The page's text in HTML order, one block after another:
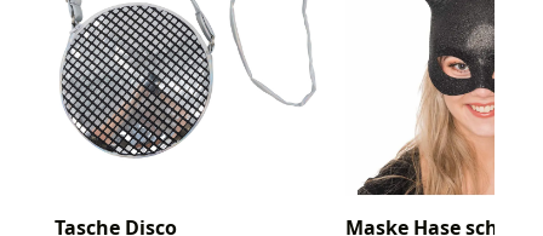
Tasche Disco
Maske Hase